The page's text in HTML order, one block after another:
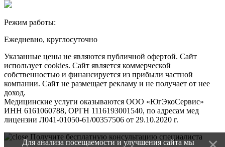
Режим работы:
Ежедневно, круглосуточно
Указанные цены не являются публичной офертой. Сайт
использует cookies. Сайт является коммерческой
собственностью и финансируется из прибыли частной
компании. Сайт не размещает рекламу и не получает от нее
доход.
Медицинские услуги оказываются ООО «ЮгЭкоСервис»
ИНН 6161060788, ОРГН 1116193001540, по адресам мед
лицензии Л041-01050-61/00357506 от 29.10.2020 г.
Для анализа посещаемости и улучшения сайта мы
Получите бесплатную консультацию специалиста